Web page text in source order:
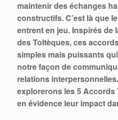
maintenir des échanges
constructifs. C’est là que
entrent en jeu. Inspirés de
des Toltèques, ces
simples mais puissants
notre façon de
relations
explorerons les 5 Accords
en évidence leur impact